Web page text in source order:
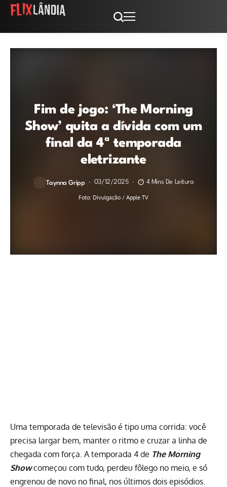
Fim de jogo: ‘The Morning
Show’ quita a dívida com um
final da 4ª temporada
eletrizante
Taynna Gripp 03/12/2025 4 Mins De Leitura
Foto: Divulgação / Apple TV
Uma temporada de televisão é tipo uma corrida: você
precisa largar bem, manter o ritmo e cruzar a linha de
chegada com força. A temporada 4 de The Morning
Showcomeçou com tudo, perdeu fôlego no meio, e só
engrenou de novo no final, nos últimos dois episódios.